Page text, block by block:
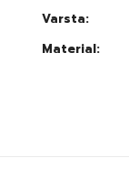
Varsta:
Material: